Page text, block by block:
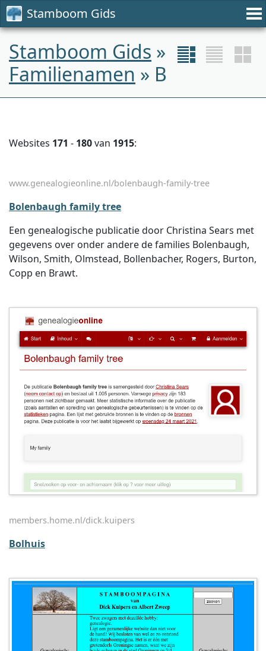
Stamboom Gids
Stamboom Gids »
Familienamen » B
Websites 171 - 180van 1915:
www.genealogieonline.nl/bolenbaugh-family-tree
Bolenbaugh family tree
Een genealogische publicatie door Christina Sears met
gegevens over onder andere de families Bolenbaugh,
Wilson, Smith, Olmstead, Bollenbacher, Rogers, Burton,
Copp en Brawt.
members.home.nl/dick.kuipers
Bolhuis